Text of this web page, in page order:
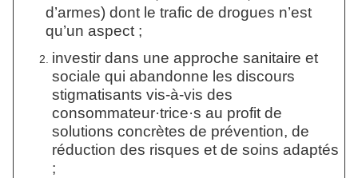
d’armes) dont le trafic de drogues n’est
qu’un aspect ;
investir dans une approche sanitaire et
sociale qui abandonne les discours
stigmatisants vis-à-vis des
consommateur·trice·s au profit de
solutions concrètes de prévention, de
réduction des risques et de soins adaptés
;